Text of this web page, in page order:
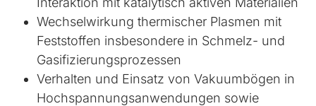
Wechselwirkung thermischer Plasmen mit
Feststoffen insbesondere in Schmelz- und
Gasifizierungsprozessen
Verhalten und Einsatz von Vakuumbögen in
Hochspannungsanwendungen sowie